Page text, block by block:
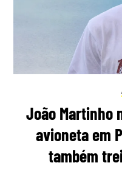
João Martinho
avioneta em
também